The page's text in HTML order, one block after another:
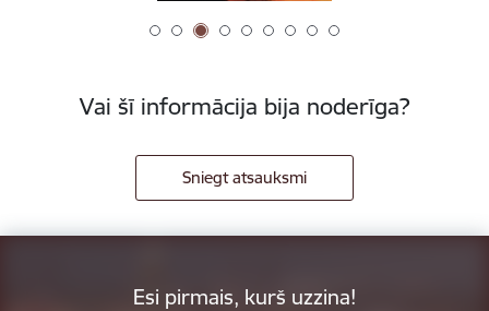
Vai šī informācija bija noderīga?
Sniegt atsauksmi
Esi pirmais, kurš uzzina!